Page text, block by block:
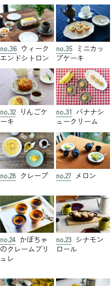
no.36 ウィーク
エンドシトロン
no.35 ミニカッ
プケーキ
no.32 りんごケ
ーキ
no.31 バナナシ
ュークリーム
no.28 クレープ no.27 メロン
no.24 かぼちゃ
のクレームブリ
ュレ
no.23 シナモン
ロール